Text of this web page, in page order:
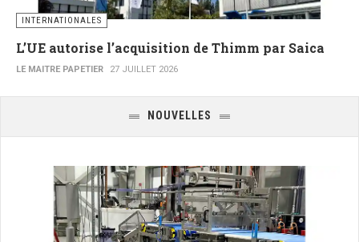
INTERNATIONALES
L’UE autorise l’acquisition de Thimm par Saica
LE MAITRE PAPETIER 27 JUILLET 2026
NOUVELLES